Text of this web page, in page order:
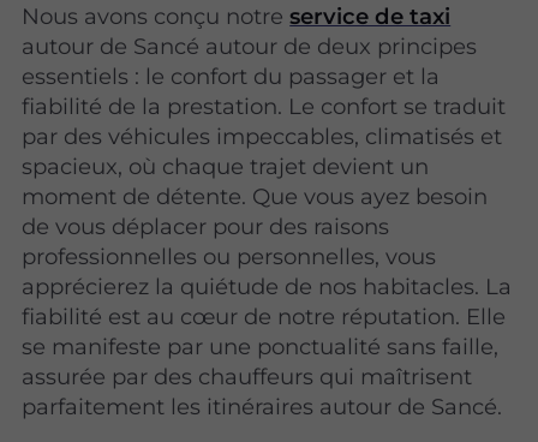
Nous avons conçu notreservice de taxi
autour de Sancé autour de deux principes
essentiels : le confort du passager et la
fiabilité de la prestation. Le confort se traduit
par des véhicules impeccables, climatisés et
spacieux, où chaque trajet devient un
moment de détente. Que vous ayez besoin
de vous déplacer pour des raisons
professionnelles ou personnelles, vous
apprécierez la quiétude de nos habitacles. La
fiabilité est au cœur de notre réputation. Elle
se manifeste par une ponctualité sans faille,
assurée par des chauffeurs qui maîtrisent
parfaitement les itinéraires autour de Sancé.